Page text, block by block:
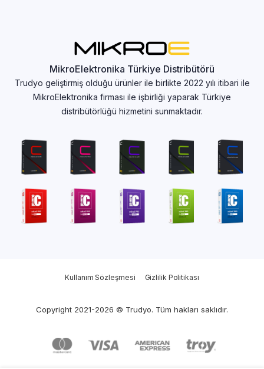
MikroElektronika Türkiye Distribütörü
Trudyo geliştirmiş olduğu ürünler ile birlikte 2022 yılı itibari ile
MikroElektronika firması ile işbirliği yaparak Türkiye
distribütörlüğü hizmetini sunmaktadır.
Kullanım Sözleşmesi Gizlilik Politikası
Copyright 2021-2026 © Trudyo. Tüm hakları saklıdır.